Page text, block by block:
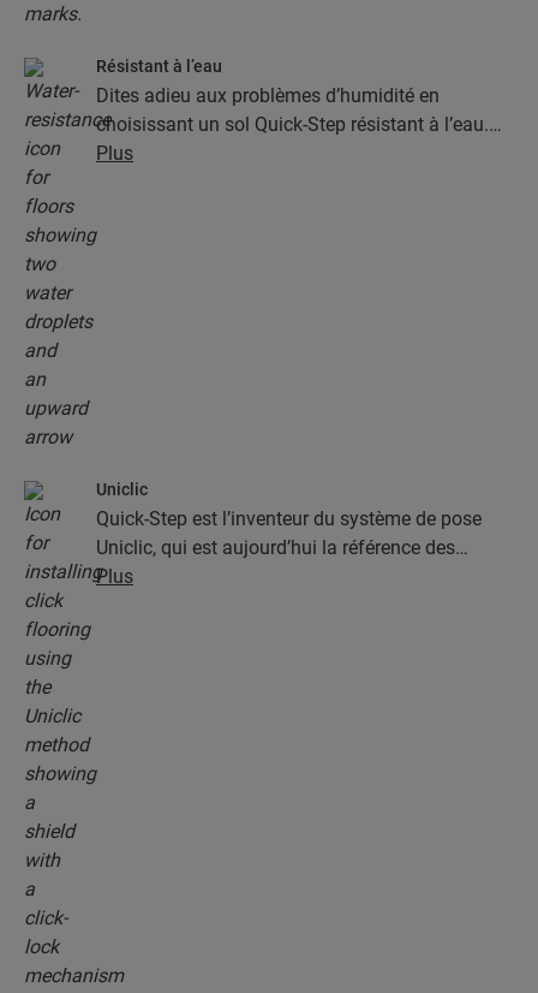
Résistant à l’eau
Dites adieu aux problèmes d’humidité en
choisissant un sol Quick-Step résistant à l’eau.
Ces sols sont non seulement élégants et naturels,
Plus
Uniclic
Quick-Step est l’inventeur du système de pose
Uniclic, qui est aujourd’hui la référence des
systèmes de pose par encliquetage. Utilisez le
Plus